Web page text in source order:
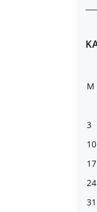
M
3
10
17
24
31